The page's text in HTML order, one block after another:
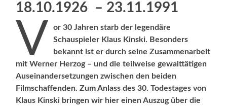
18.10.1926 – 23.11.1991
V
or 30 Jahren starb der legendäre
Schauspieler Klaus Kinski. Besonders
bekannt ist er durch seine Zusammenarbeit
mit Werner Herzog – und die teilweise gewalttätigen
Auseinandersetzungen zwischen den beiden
Filmschaffenden. Zum Anlass des 30. Todestages von
Klaus Kinski bringen wir hier einen Auszug über die